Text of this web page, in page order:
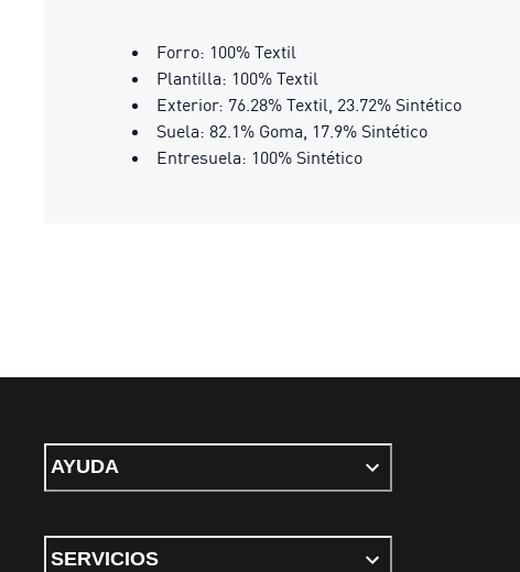
Forro: 100% Textil
Plantilla: 100% Textil
Exterior: 76.28% Textil, 23.72% Sintético
Suela: 82.1% Goma, 17.9% Sintético
Entresuela: 100% Sintético
AYUDA
SERVICIOS